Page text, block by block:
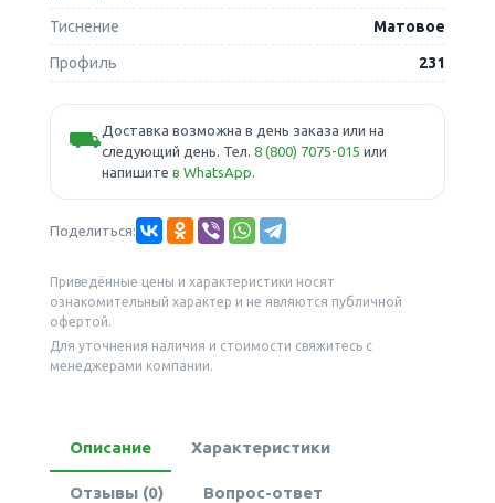
Тиснение Матовое
Профиль 231
⛟Доставка возможна в день заказа или на
следующий день. Тел. 8 (800) 7075-015 или
напишите в WhatsApp.
Поделиться:
Приведённые цены и характеристики носят
ознакомительный характер и не являются публичной
офертой.
Для уточнения наличия и стоимости свяжитесь с
менеджерами компании.
Описание Характеристики
Отзывы (0) Вопрос-ответ